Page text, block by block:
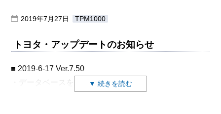
～
C-HR [NGX10 / 8NR-FTS] 2019(R1)年10月～
C-HR HV [ZYX11 / 2ZR-FXE] 2019(R1)年10月～
COPEN [LA400 / KF(T/C)] 2019(R1)年10月～
・i-stopデータリセット・スタータ リレー作動回数リセ
・i-stopデータリセット・スタータ モータ作動回数のリ
セット
・i-stopデータリセット・フューエル ポンプ リレー作動
ダイハツ・アップデートのお知らせ
が正しく表示されない不具合の修正
■ 2019-8-19 Ver.6.48
1）新システム「FSCM」追加
2）スカイライン V37に「EMCM」と「FSCM」を追加
3）リーフ ZE0 11/2010に「EVバッテリ」「テレマティ
2019年7月27日 TPM1000
▼ 続きを読む
トヨタ・アップデートのお知らせ
■ 2019-6-17 Ver.7.50
・データベースを更新しました。